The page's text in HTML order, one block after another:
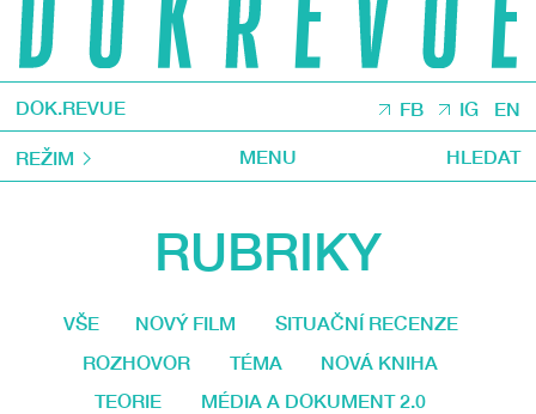
DOK.REVUE FB IG EN
REŽIM MENU HLEDAT
RUBRIKY
VŠE NOVÝ FILM
SITUAČNÍ RECENZE
ROZHOVOR
TÉMA
NOVÁ KNIHA
TEORIE
MÉDIA A DOKUMENT 2.0